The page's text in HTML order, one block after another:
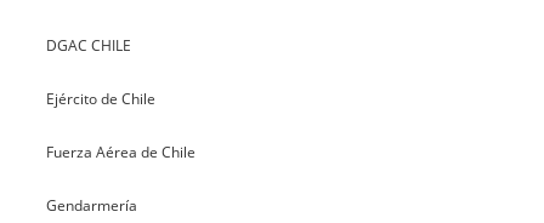
DGAC CHILE
Ejército de Chile
Fuerza Aérea de Chile
Gendarmería